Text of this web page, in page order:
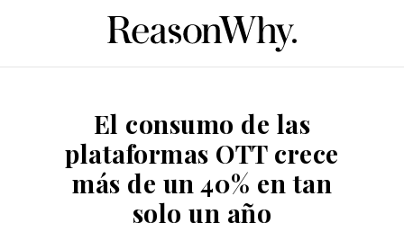
El consumo de las
plataformas OTT crece
más de un 40% en tan
solo un año